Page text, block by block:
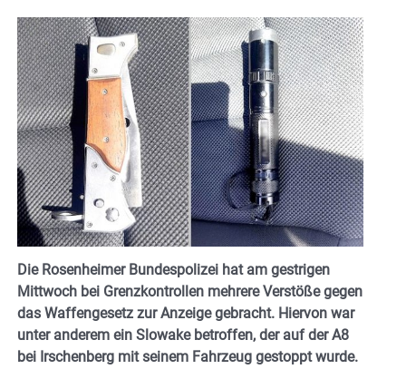
Die Rosenheimer Bundespolizei hat am gestrigen
Mittwoch bei Grenzkontrollen mehrere Verstöße gegen
das Waffengesetz zur Anzeige gebracht. Hiervon war
unter anderem ein Slowake betroffen, der auf der A8
bei Irschenberg mit seinem Fahrzeug gestoppt wurde.